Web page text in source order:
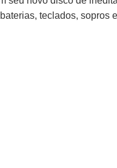
teclados, sopros